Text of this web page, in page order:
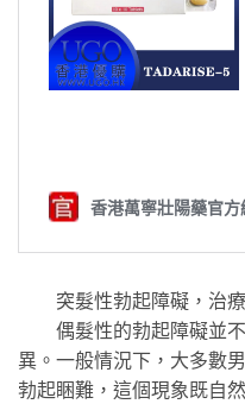
突髮性勃起障礙，治療
偶髮性的勃起障礙並不
異。一般情況下，大多數
勃起睏難，這個現象既自